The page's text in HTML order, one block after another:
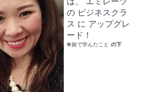
の ビジネスクラ
ス に アップグレ
ード！
❁旅で学んだこと の下